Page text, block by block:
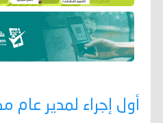
أول إجراء لمدير عام